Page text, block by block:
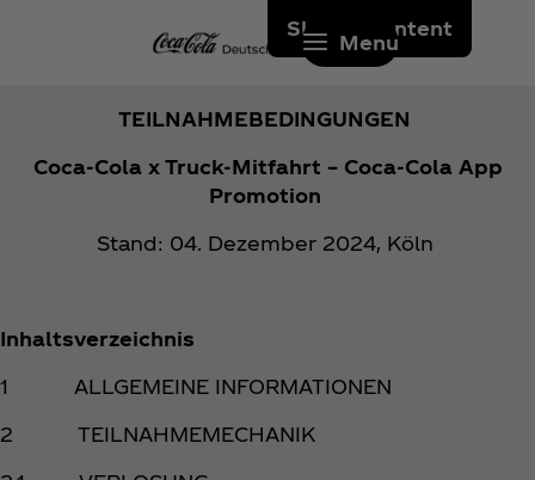
Skip to content
Menu
TEILNAHMEBEDINGUNGEN
Coca‑Cola x Truck-Mitfahrt – Coca‑Cola App
Promotion
Stand: 04. Dezember 2024, Köln
Inhaltsverzeichnis
1 ALLGEMEINE INFORMATIONEN
2 TEILNAHMEMECHANIK